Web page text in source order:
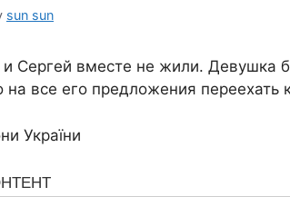
sun sun
Сергей вместе не жили. Девушка
все его предложения переехать
України